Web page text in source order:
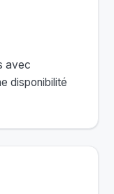
avec
disponibilité